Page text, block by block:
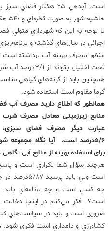
حاشيه شهر به صورت قطره‌اي و 540 هكتار به روش سنتي است.
با توجه به اين كه شهرداري متولي
اجرائي در سال‌هاي گذشته و
منظور مصرف بهينه آب برداشته
تحت اختیار،
همچنين باید از گونه‌هاي گياهي
گرما مقاوم است استفاده شود.
همانطور که اطلاع دارید مصرف آب
منابع زیرزمینی معادل مصرف
5/6درصد است. آیا نگاه مجموعه
برای استفاده بهینه از منابع آبی
هرچند سؤال شما تكراري است و
است ولي
چه كسي است و چه برنامه‌اي
است؟ فكر مي‌كنم در اينجا دخالت
ضروری است و باید در سياست‌هاي
كشاورزي و دامداري است فکری شود.